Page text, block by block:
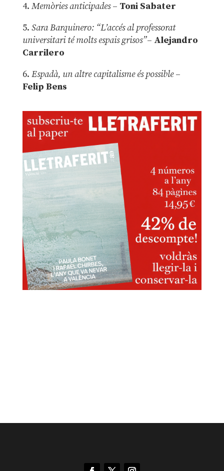
4. Memòries anticipades– Toni Sabater
5. Sara Barquinero: “L’accés al professorat
universitari té molts espais grisos”– Alejandro
Carrilero
6. Espadà, un altre capitalisme és possible –
Felip Bens